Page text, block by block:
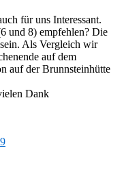
für uns Interessant.
und 8) empfehlen? Die
Als Vergleich wir
auf dem
auf der Brunnsteinhütte
Dank